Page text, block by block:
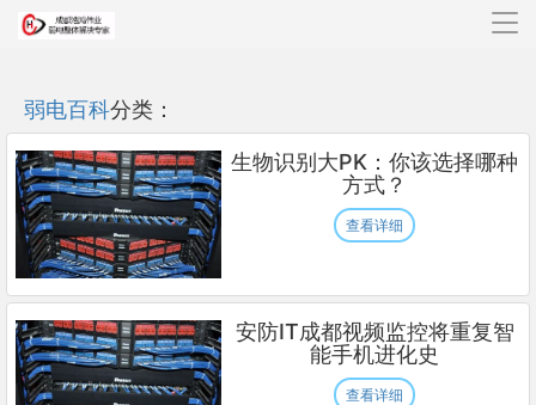
导
弱电百科分类：
生物识别大PK：你该选择哪种
方式？
查看详细
安防IT成都视频监控将重复智
能手机进化史
查看详细